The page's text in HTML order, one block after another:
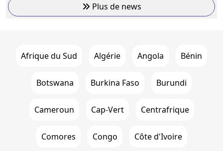
Plus de news
Afrique du Sud Algérie Angola Bénin
Botswana Burkina Faso Burundi
Cameroun Cap-Vert Centrafrique
Comores Congo Côte d'Ivoire